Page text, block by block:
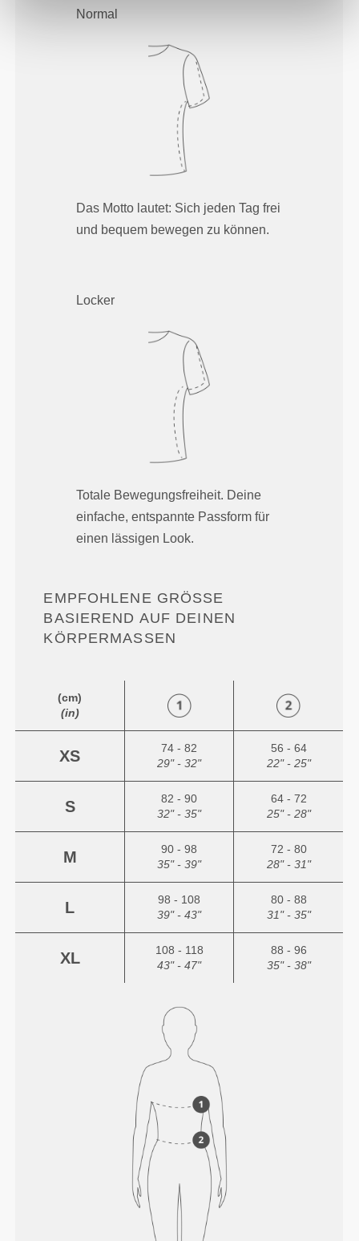
Normal
Das Motto lautet: Sich jeden Tag frei
und bequem bewegen zu können.
Locker
Totale Bewegungsfreiheit. Deine
einfache, entspannte Passform für
einen lässigen Look.
EMPFOHLENE GRÖSSE B
ASIEREND AUF DEINEN K
ÖRPERMASSEN
(cm)
(in)
XS
74 - 82
29" - 32"
56 - 64
22" - 25"
S
82 - 90
32" - 35"
64 - 72
25" - 28"
M
90 - 98
35" - 39"
72 - 80
28" - 31"
L
98 - 108
39" - 43"
80 - 88
31" - 35"
XL
108 - 118
43" - 47"
88 - 96
35" - 38"